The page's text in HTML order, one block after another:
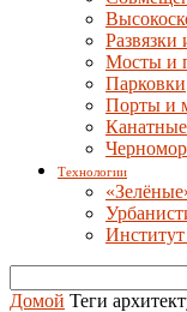
Развязки
Мосты и
Парковки
Порты и
Технологии
Домой Теги